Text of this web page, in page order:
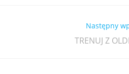
Następny
TRENUJ Z